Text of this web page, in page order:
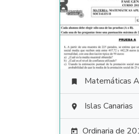
 Matemáticas Aplicadas a
 Islas Canarias
 Ordinaria de